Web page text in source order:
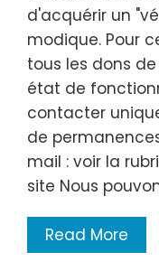
d'acquérir un
modique. Pour
tous les dons
état de
contacter
de
mail : voir la
site Nous
Read More